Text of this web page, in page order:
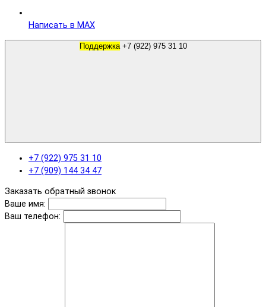
Написать в MAX
Поддержка +7 (922) 975 31 10
+7 (922) 975 31 10
+7 (909) 144 34 47
Заказать обратный звонок
Ваше имя:
Ваш телефон: